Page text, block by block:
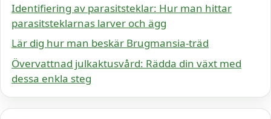
Identifiering av parasitsteklar: Hur man hittar
parasitsteklarnas larver och ägg
Lär dig hur man beskär Brugmansia-träd
Övervattnad julkaktusvård: Rädda din växt med
dessa enkla steg